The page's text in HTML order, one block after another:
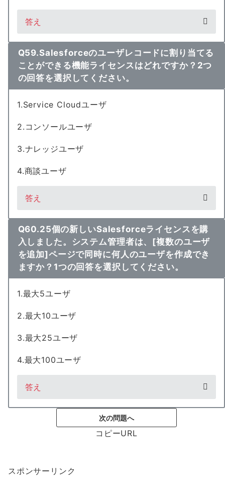
答え
Q59.Salesforceのユーザレコードに割り当てる
ことができる機能ライセンスはどれですか？2つ
の回答を選択してください。
1.Service Cloudユーザ
2.コンソールユーザ
3.ナレッジユーザ
4.商談ユーザ
答え
Q60.25個の新しいSalesforceライセンスを購
入しました。システム管理者は、[複数のユーザ
を追加]ページで同時に何人のユーザを作成でき
ますか？1つの回答を選択してください。
1.最大5ユーザ
2.最大10ユーザ
3.最大25ユーザ
4.最大100ユーザ
答え
次の問題へ
コピーURL
スポンサーリンク